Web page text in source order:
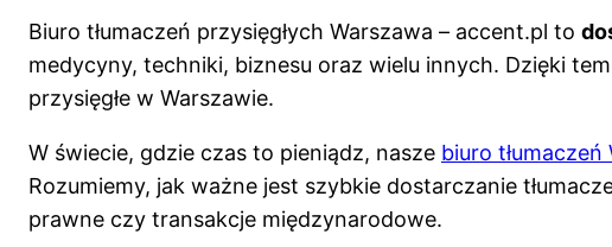
Biuro tłumaczeń przysięgłych Warszawa – accent.pl to
medycyny, techniki, biznesu oraz wielu innych. Dzięki
przysięgłe w Warszawie.
W świecie, gdzie czas to pieniądz, nasze biuro tłumaczeń
Rozumiemy, jak ważne jest szybkie dostarczanie
prawne czy transakcje międzynarodowe.